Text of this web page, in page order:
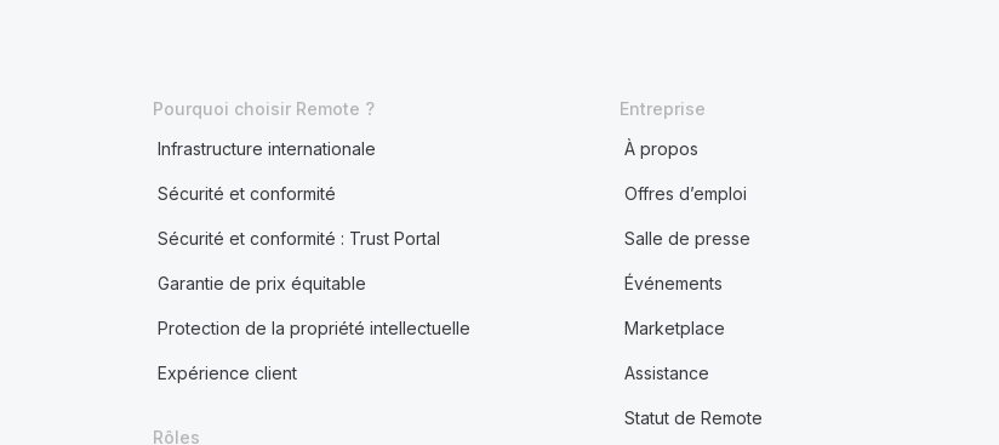
Pourquoi choisir Remote ?
Infrastructure internationale
Sécurité et conformité
Sécurité et conformité : Trust Portal
Garantie de prix équitable
Protection de la propriété intellectuelle
Expérience client
Rôles
Entreprise
À propos
Offres d’emploi
Salle de presse
Événements
Marketplace
Assistance
Statut de Remote